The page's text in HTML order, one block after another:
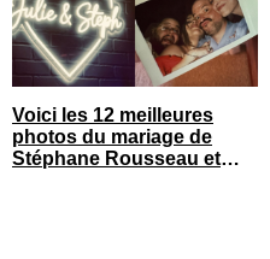
Voici les 12 meilleures
photos du mariage de
Stéphane Rousseau et